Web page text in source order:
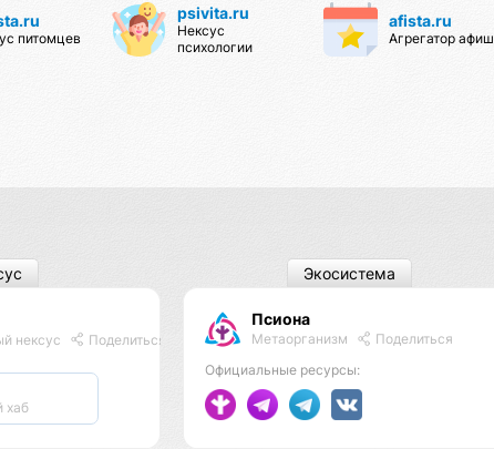
питомцев
psivita.ru
Нексус
психологии
afista.ru
Агрегатор афиш
нексус Поделиться
хаб
Псиона
Метаорганизм
Поделиться
Официальные ресурсы:
Экосистема